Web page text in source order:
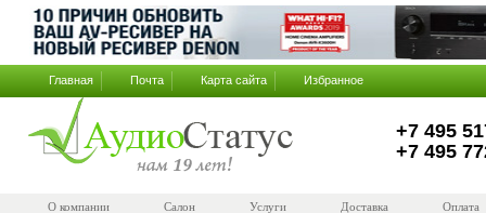
Главная Почта Карта сайта Избранное
+7 495
+7 495
О компании Салон Услуги Доставка Оплата